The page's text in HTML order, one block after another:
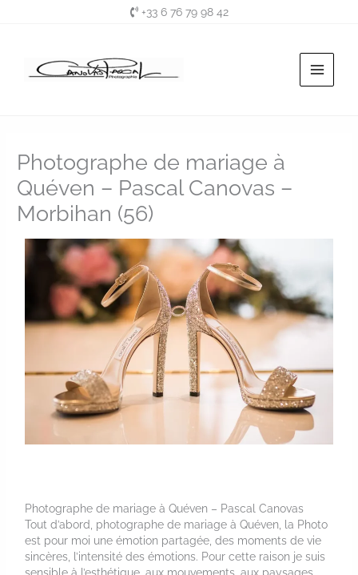
+33 6 76 79 98 42
Photographe de mariage à
Quéven – Pascal Canovas –
Morbihan (56)
Photographe de mariage à Quéven – Pascal Canovas
Tout d’abord, photographe de mariage à Quéven, la Photo
est pour moi une émotion partagée, des moments de vie
sincères, l’intensité des émotions. Pour cette raison je suis
sensible à l’esthétique, aux mouvements, aux paysages.